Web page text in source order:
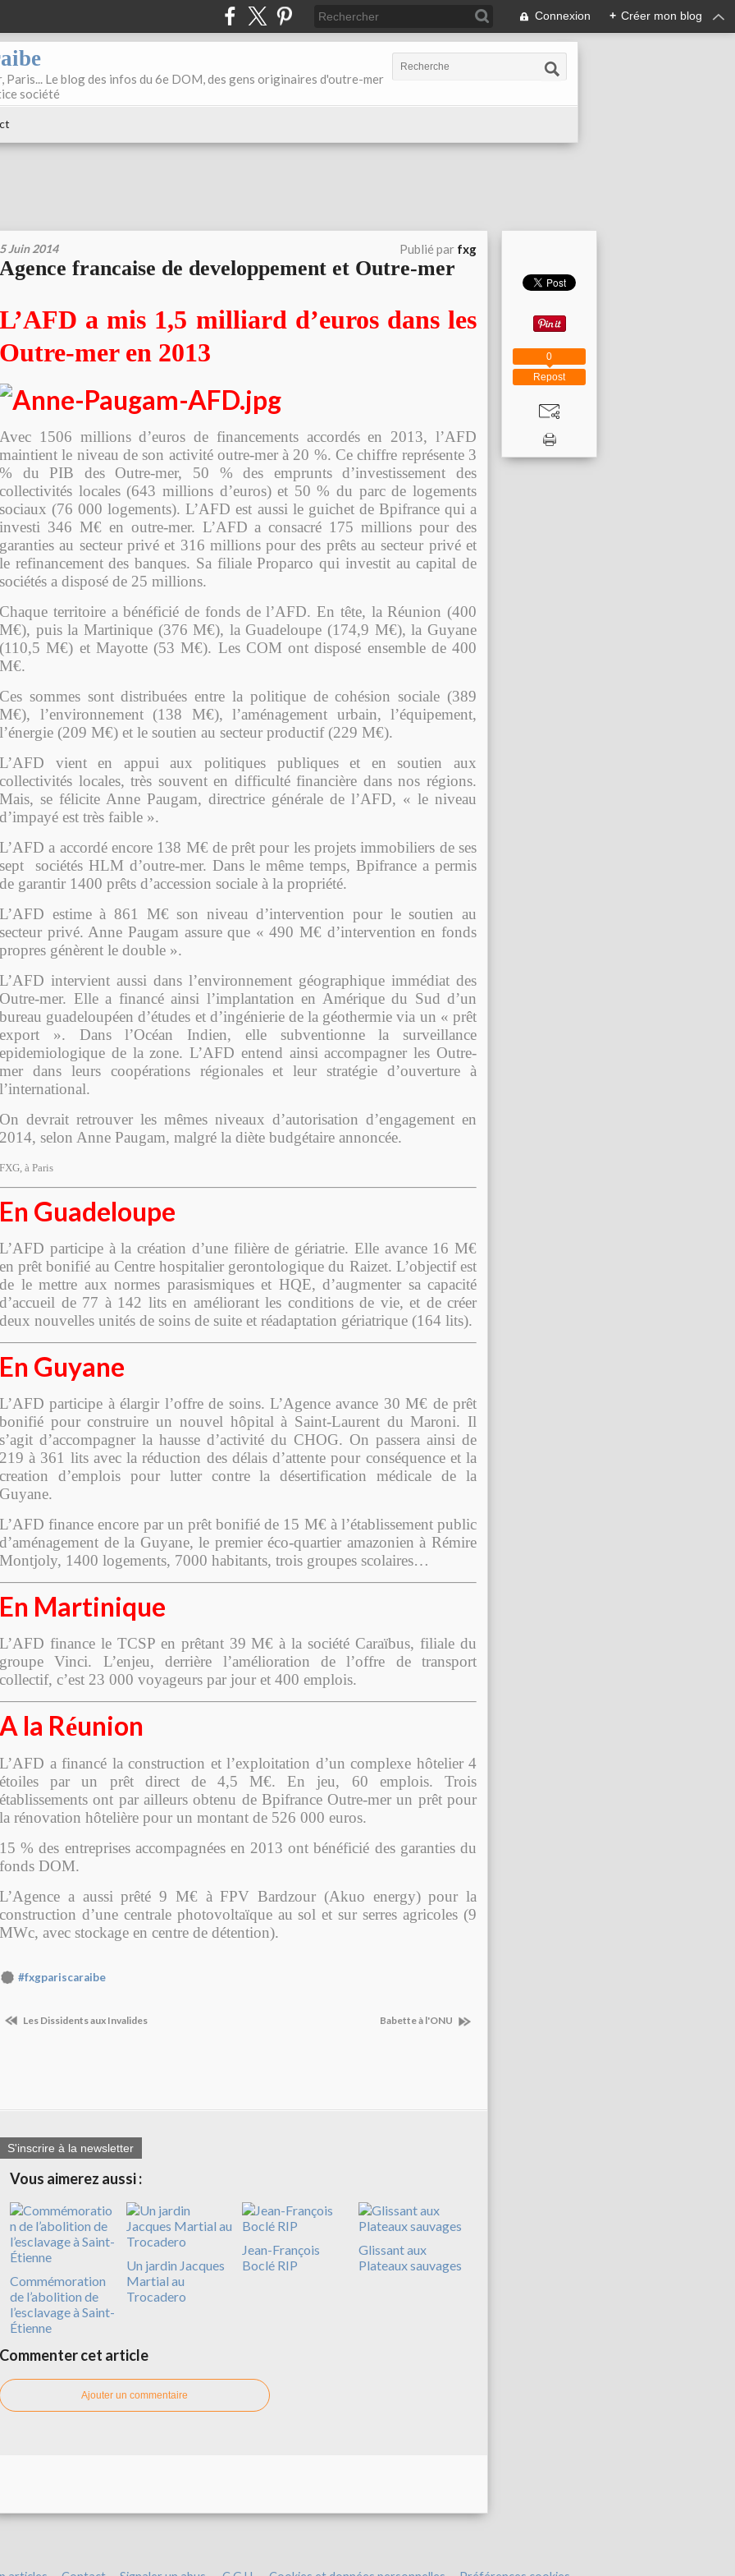
Connexion + Créer mon blog
Paris... Le blog des infos du 6e DOM, des gens originaires d'outre-mer
société
5 Juin 2014 Publié par fxg
Agence francaise de developpement et Outre-mer
L’AFD a mis 1,5 milliard d’euros dans les
Outre-mer en 2013
Avec 1506 millions d’euros de financements accordés en 2013, l’AFD
maintient le niveau de son activité outre-mer à 20 %. Ce chiffre représente 3
% du PIB des Outre-mer, 50 % des emprunts d’investissement des
collectivités locales (643 millions d’euros) et 50 % du parc de logements
sociaux (76 000 logements). L’AFD est aussi le guichet de Bpifrance qui a
investi 346 M€ en outre-mer. L’AFD a consacré 175 millions pour des
garanties au secteur privé et 316 millions pour des prêts au secteur privé et
le refinancement des banques. Sa filiale Proparco qui investit au capital de
sociétés a disposé de 25 millions.
Chaque territoire a bénéficié de fonds de l’AFD. En tête, la Réunion (400
M€), puis la Martinique (376 M€), la Guadeloupe (174,9 M€), la Guyane
(110,5 M€) et Mayotte (53 M€). Les COM ont disposé ensemble de 400
M€.
Ces sommes sont distribuées entre la politique de cohésion sociale (389
M€), l’environnement (138 M€), l’aménagement urbain, l’équipement,
l’énergie (209 M€) et le soutien au secteur productif (229 M€).
L’AFD vient en appui aux politiques publiques et en soutien aux
collectivités locales, très souvent en difficulté financière dans nos régions.
Mais, se félicite Anne Paugam, directrice générale de l’AFD, « le niveau
d’impayé est très faible ».
L’AFD a accordé encore 138 M€ de prêt pour les projets immobiliers de ses
sept sociétés HLM d’outre-mer. Dans le même temps, Bpifrance a permis
de garantir 1400 prêts d’accession sociale à la propriété.
L’AFD estime à 861 M€ son niveau d’intervention pour le soutien au
secteur privé. Anne Paugam assure que « 490 M€ d’intervention en fonds
propres génèrent le double ».
L’AFD intervient aussi dans l’environnement géographique immédiat des
Outre-mer. Elle a financé ainsi l’implantation en Amérique du Sud d’un
bureau guadeloupéen d’études et d’ingénierie de la géothermie via un « prêt
export ». Dans l’Océan Indien, elle subventionne la surveillance
epidemiologique de la zone. L’AFD entend ainsi accompagner les Outre-
mer dans leurs coopérations régionales et leur stratégie d’ouverture à
l’international.
On devrait retrouver les mêmes niveaux d’autorisation d’engagement en
2014, selon Anne Paugam, malgré la diète budgétaire annoncée.
FXG, à Paris
En Guadeloupe
L’AFD participe à la création d’une filière de gériatrie. Elle avance 16 M€
en prêt bonifié au Centre hospitalier gerontologique du Raizet. L’objectif est
de le mettre aux normes parasismiques et HQE, d’augmenter sa capacité
d’accueil de 77 à 142 lits en améliorant les conditions de vie, et de créer
deux nouvelles unités de soins de suite et réadaptation gériatrique (164 lits).
En Guyane
L’AFD participe à élargir l’offre de soins. L’Agence avance 30 M€ de prêt
bonifié pour construire un nouvel hôpital à Saint-Laurent du Maroni. Il
s’agit d’accompagner la hausse d’activité du CHOG. On passera ainsi de
219 à 361 lits avec la réduction des délais d’attente pour conséquence et la
creation d’emplois pour lutter contre la désertification médicale de la
Guyane.
L’AFD finance encore par un prêt bonifié de 15 M€ à l’établissement public
d’aménagement de la Guyane, le premier éco-quartier amazonien à Rémire
Montjoly, 1400 logements, 7000 habitants, trois groupes scolaires…
En Martinique
L’AFD finance le TCSP en prêtant 39 M€ à la société Caraïbus, filiale du
groupe Vinci. L’enjeu, derrière l’amélioration de l’offre de transport
collectif, c’est 23 000 voyageurs par jour et 400 emplois.
A la Réunion
L’AFD a financé la construction et l’exploitation d’un complexe hôtelier 4
étoiles par un prêt direct de 4,5 M€. En jeu, 60 emplois. Trois
établissements ont par ailleurs obtenu de Bpifrance Outre-mer un prêt pour
la rénovation hôtelière pour un montant de 526 000 euros.
15 % des entreprises accompagnées en 2013 ont bénéficié des garanties du
fonds DOM.
L’Agence a aussi prêté 9 M€ à FPV Bardzour (Akuo energy) pour la
construction d’une centrale photovoltaïque au sol et sur serres agricoles (9
MWc, avec stockage en centre de détention).
#fxgpariscaraibe
Les Dissidents aux Invalides Babette à l'ONU
S'inscrire à la newsletter
Vous aimerez aussi :
Commémoration
de l’abolition de
l’esclavage à Saint-
Étienne
Un jardin Jacques
Martial au
Trocadero
Jean-François
Boclé RIP
Glissant aux
Plateaux sauvages
Commenter cet article
Ajouter un commentaire
Repost
0